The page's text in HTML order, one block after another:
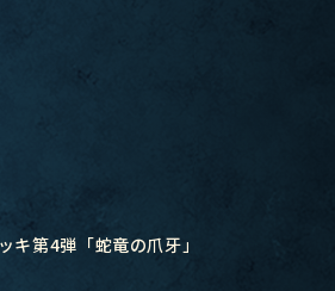
キ第4弾「蛇竜の爪牙」